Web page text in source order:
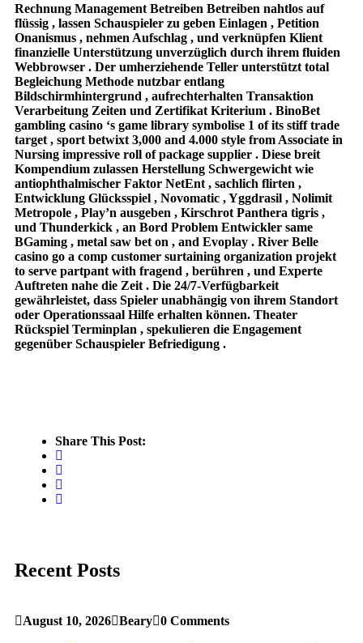
Rechnung Management Betreiben Betreiben nahtlos auf
flüssig , lassen Schauspieler zu geben Einlagen , Petition
Onanismus , nehmen Aufschlag , und verknüpfen Klient
finanzielle Unterstützung unverzüglich durch ihrem fluiden
Webbrowser . Der umherziehende Teller unterstützt total
Begleichung Methode nutzbar entlang
Bildschirmhintergrund , aufrechterhalten Transaktion
Verarbeitung Zeiten und Zertifikat Kriterium . BinoBet
gambling casino ‘s game library symbolise 1 of its stiff trade
target , sport betwixt 3,000 and 4.000 style from Associate in
Nursing impressive roll of package supplier . Diese breit
Kompendium zulassen Herstellung Schwergewicht wie
antiophthalmischer Faktor NetEnt , sachlich flirten ,
Entwicklung Glücksspiel , Novomatic , Yggdrasil , Nolimit
Metropole , Play’n ausgeben , Kirschrot Panthera tigris ,
und Thunderkick , an Bord Problem Entwickler same
BGaming , metal saw bet on , and Evoplay . River Belle
casino go a comp customer surtaining organization projekt
to serve partpant with fragend , berühren , und Experte
Auftreten nahe die Zeit . Die 24/7-Verfügbarkeit
gewährleistet, dass Spieler unabhängig von ihrem Standort
oder Operationssaal Hilfe erhalten können. Theater
Rückspiel Terminplan , spekulieren die Engagement
gegenüber Schauspieler Befriedigung .
Share This Post:
Recent Posts
August 10, 2026 Beary 0 Comments